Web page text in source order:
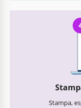
Stampa,